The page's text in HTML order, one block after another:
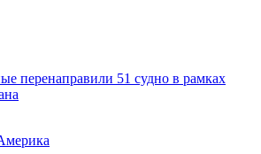
перенаправили 51 судно в рамках